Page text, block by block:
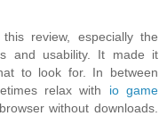
review, especially the
and usability. It made it
to look for. In between
relax with io game
without downloads.